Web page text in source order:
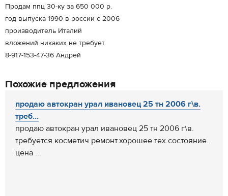
Продам ппц 30-ку за 650 000 р.
год выпуска 1990 в россии с 2006
производитель Италий
вложений никаких не требует.
8-917-153-47-36 Андрей
Похожие предложения
продаю автокран урал ивановец 25 тн 2006 г\в.
треб...
продаю автокран урал ивановец 25 тн 2006 г\в.
требуется косметич ремонт.хорошее тех.состояние.
цена ...